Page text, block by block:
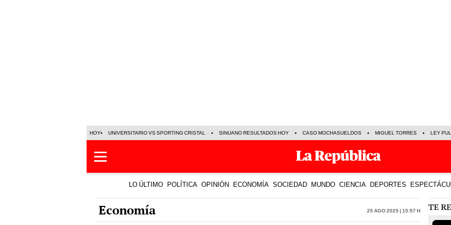
HOY UNIVERSITARIO VS SPORTING CRISTAL SINUANO RESULTADOS HOY CASO MOCHASUELDOS MIGUEL TORRES LEY
LO ÚLTIMO POLÍTICA OPINIÓN ECONOMÍA SOCIEDAD MUNDO CIENCIA DEPORTES
Economía 25 Ago 2025 | 15:57 h TE